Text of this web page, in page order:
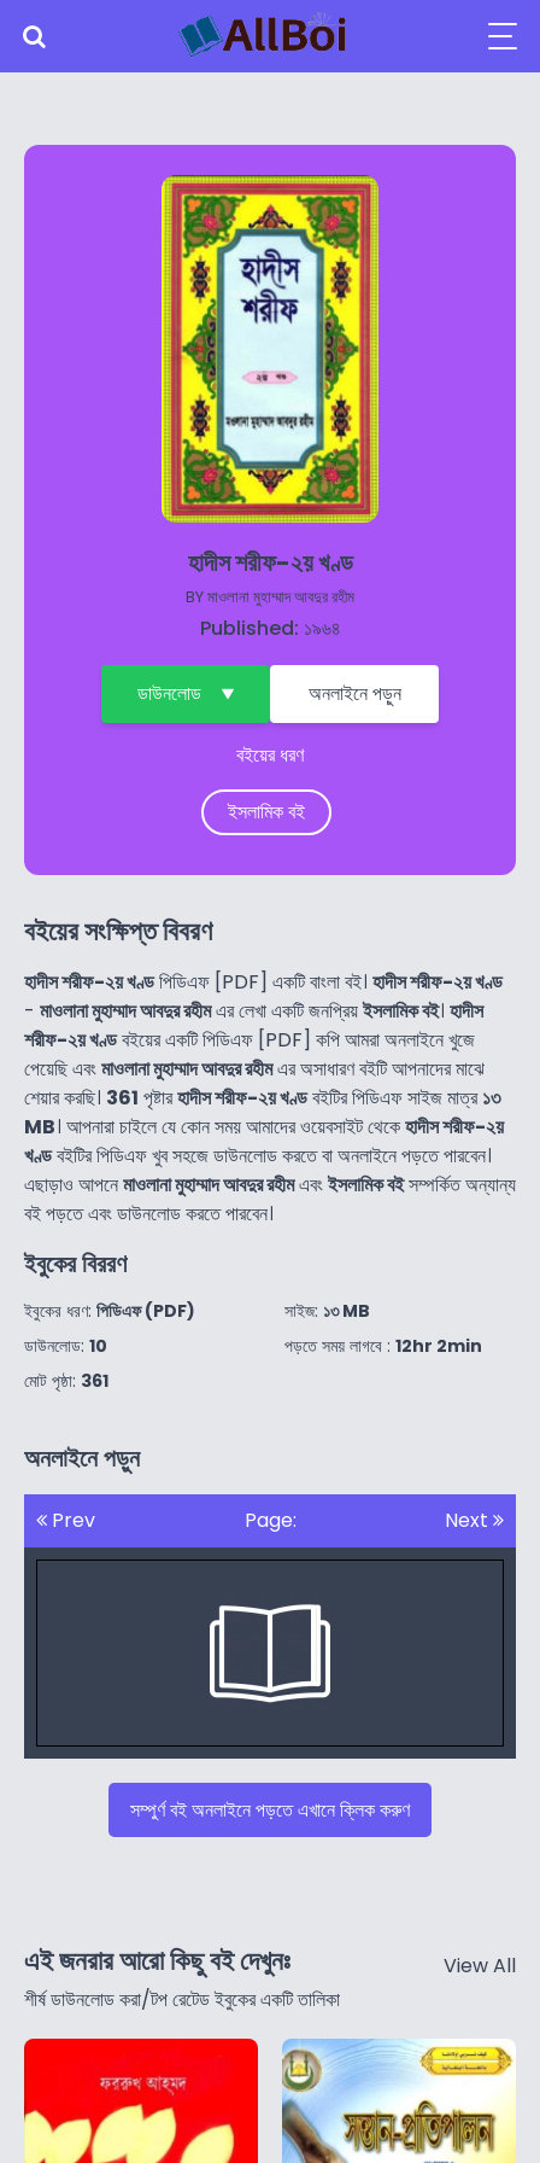
হাদীস শরীফ-২য় খণ্ড
BYমাওলানা মুহাম্মাদ আবদুর রহীম
Published: ১৯৬৪
ডাউনলোড অনলাইনে পড়ুন
বইয়ের ধরণ
ইসলামিক বই
বইয়ের সংক্ষিপ্ত বিবরণ
হাদীস শরীফ-২য় খণ্ডপিডিএফ [PDF] একটি বাংলা বই। হাদীস শরীফ-২য় খণ্ড
- মাওলানা মুহাম্মাদ আবদুর রহীমএর লেখা একটি জনপ্রিয়ইসলামিক বই। হাদীস
শরীফ-২য় খণ্ডবইয়ের একটি পিডিএফ [PDF] কপি আমরা অনলাইনে খুজে
পেয়েছি এবংমাওলানা মুহাম্মাদ আবদুর রহীমএর অসাধারণ বইটি আপনাদের মাঝে
শেয়ার করছি। 361 পৃষ্টারহাদীস শরীফ-২য় খণ্ডবইটির পিডিএফ সাইজ মাত্র১৩
MB। আপনারা চাইলে যে কোন সময় আমাদের ওয়েবসাইট থেকেহাদীস শরীফ-২য়
খণ্ডবইটির পিডিএফ খুব সহজে ডাউনলোড করতে বা অনলাইনে পড়তে পারবেন।
এছাড়াও আপনেমাওলানা মুহাম্মাদ আবদুর রহীমএবংইসলামিক বইসম্পর্কিত অন্যান্য
বই পড়তে এবং ডাউনলোড করতে পারবেন।
ইবুকের বিররণ
ইবুকের ধরণ: পিডিএফ (PDF)
ডাউনলোড: 10
মোট পৃষ্ঠা: 361
সাইজ: ১৩ MB
পড়তে সময় লাগবে : 12hr 2min
অনলাইনে পড়ুন
Prev Page: Next
সম্পুর্ণ বই অনলাইনে পড়তে এখানে ক্লিক করুণ
এই জনরার আরো কিছু বই দেখুনঃ
শীর্ষ ডাউনলোড করা/টপ রেটেড ইবুকের একটি তালিকা
View All